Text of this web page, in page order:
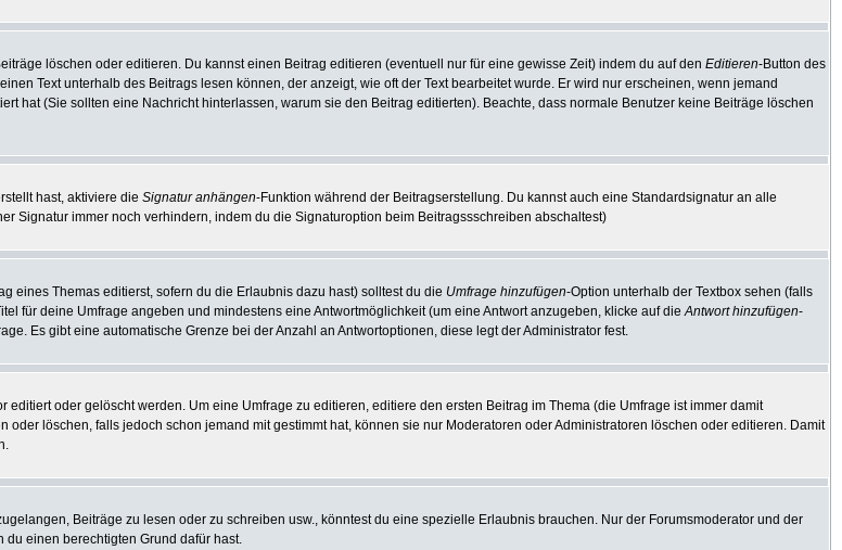
löschen oder editieren. Du kannst einen Beitrag editieren (eventuell nur für eine gewisse Zeit) indem du auf den Editieren-Button des
Text unterhalb des Beitrags lesen können, der anzeigt, wie oft der Text bearbeitet wurde. Er wird nur erscheinen, wenn jemand
hat (Sie sollten eine Nachricht hinterlassen, warum sie den Beitrag editierten). Beachte, dass normale Benutzer keine Beiträge löschen
hast, aktiviere die Signatur anhängen-Funktion während der Beitragserstellung. Du kannst auch eine Standardsignatur an alle
Signatur immer noch verhindern, indem du die Signaturoption beim Beitragssschreiben abschaltest)
eines Themas editierst, sofern du die Erlaubnis dazu hast) solltest du die Umfrage hinzufügen-Option unterhalb der Textbox sehen (falls
für deine Umfrage angeben und mindestens eine Antwortmöglichkeit (um eine Antwort anzugeben, klicke auf dieAntwort hinzufügen-
Es gibt eine automatische Grenze bei der Anzahl an Antwortoptionen, diese legt der Administrator fest.
oder gelöscht werden. Um eine Umfrage zu editieren, editiere den ersten Beitrag im Thema (die Umfrage ist immer damit
löschen, falls jedoch schon jemand mit gestimmt hat, können sie nur Moderatoren oder Administratoren löschen oder editieren. Damit
Beiträge zu lesen oder zu schreiben usw., könntest du eine spezielle Erlaubnis brauchen. Nur der Forumsmoderator und der
du einen berechtigten Grund dafür hast.